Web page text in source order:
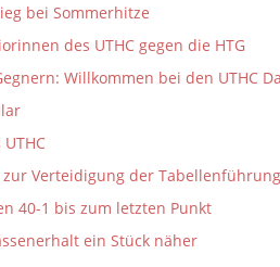
bei Sommerhitze
des UTHC gegen die HTG
Willkommen bei den UTHC
Verteidigung der Tabellenführung
40-1 bis zum letzten Punkt
ein Stück näher